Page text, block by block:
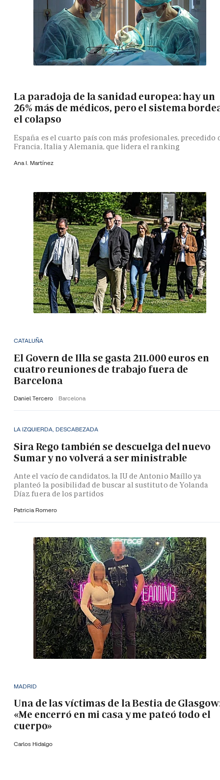
La paradoja de la sanidad europea: hay un
26% más de médicos, pero el sistema
el colapso
España es el cuarto país con más profesionales, precedido
Francia, Italia y Alemania, que lidera el ranking
Ana I. Martínez
CATALUÑA
El Govern de Illa se gasta 211.000 euros en
cuatro reuniones de trabajo fuera de
Barcelona
Daniel Tercero Barcelona
LA IZQUIERDA, DESCABEZADA
Sira Rego también se descuelga del nuevo
Sumar y no volverá a ser ministrable
Ante el vacío de candidatos, la IU de Antonio Maíllo ya
planteó la posibilidad de buscar al sustituto de Yolanda
Díaz fuera de los partidos
Patricia Romero
MADRID
Una de las víctimas de la Bestia de
«Me encerró en mi casa y me pateó todo el
cuerpo»
Carlos Hidalgo